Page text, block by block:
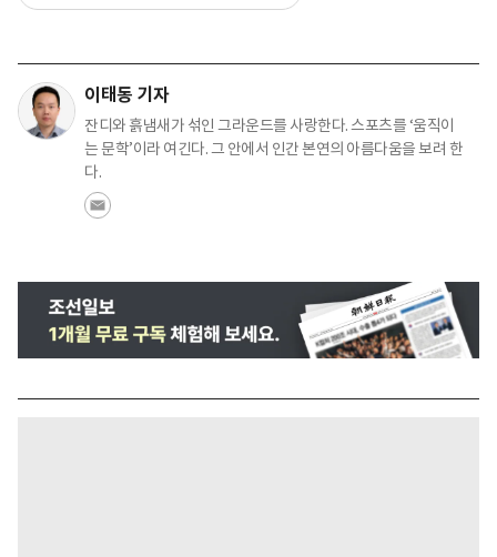
이태동 기자
잔디와 흙냄새가 섞인 그라운드를 사랑한다. 스포츠를 ‘움직이
는 문학’이라 여긴다. 그 안에서 인간 본연의 아름다움을 보려 한
다.